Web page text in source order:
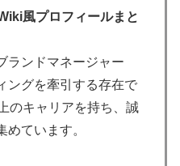
風プロフィールまと
ランドマネージャー
ングを牽引する存在で
のキャリアを持ち、誠
ています。